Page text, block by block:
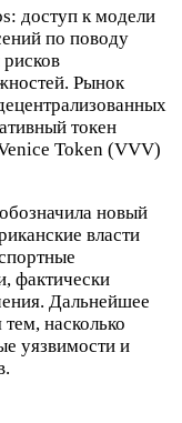
доступ к модели
по поводу
Рынок
токен
Token (VVV)
новый
власти
фактически
Дальнейшее
насколько
уязвимости и